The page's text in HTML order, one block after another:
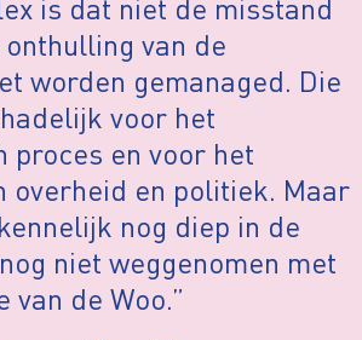
is dat niet de misstand
van de
worden gemanaged. Die
voor het
proces en voor het
overheid en politiek. Maar
nog diep in de
niet weggenomen met
de Woo.”